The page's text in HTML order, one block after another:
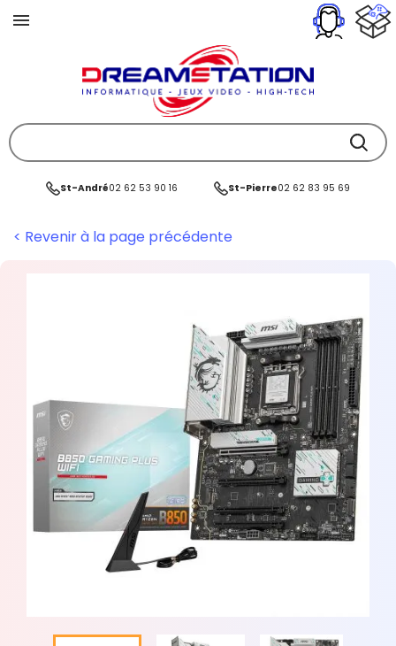
St-André02 62 53 90 16 St-Pierre02 62 83 95 69
< Revenir à la page précédente